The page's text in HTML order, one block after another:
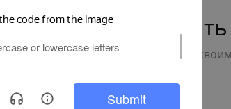
— ваш может
- будьте первым, кто поделится
Написать отзыв